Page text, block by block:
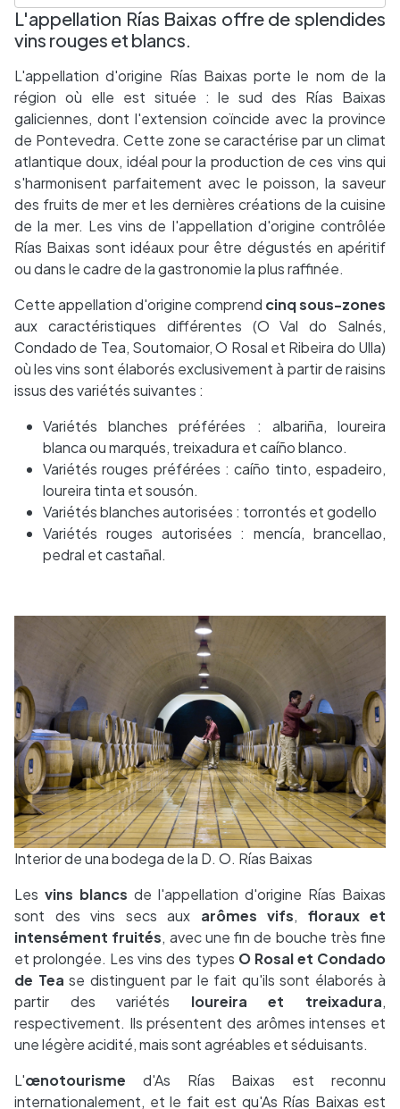
L'appellation Rías Baixas offre de splendides
vins rouges et blancs.
L'appellation d'origine Rías Baixas porte le nom de la
région où elle est située : le sud des Rías Baixas
galiciennes, dont l'extension coïncide avec la province
de Pontevedra. Cette zone se caractérise par un climat
atlantique doux, idéal pour la production de ces vins qui
s'harmonisent parfaitement avec le poisson, la saveur
des fruits de mer et les dernières créations de la cuisine
de la mer. Les vins de l'appellation d'origine contrôlée
Rías Baixas sont idéaux pour être dégustés en apéritif
ou dans le cadre de la gastronomie la plus raffinée.
Cette appellation d'origine comprend cinq sous-zones
aux caractéristiques différentes (O Val do Salnés,
Condado de Tea, Soutomaior, O Rosal et Ribeira do Ulla)
où les vins sont élaborés exclusivement à partir de raisins
issus des variétés suivantes :
Variétés blanches préférées : albariña, loureira
blanca ou marqués, treixadura et caíño blanco.
Variétés rouges préférées : caíño tinto, espadeiro,
loureira tinta et sousón.
Variétés blanches autorisées : torrontés et godello
Variétés rouges autorisées : mencía, brancellao,
pedral et castañal.
Interior de una bodega de la D. O. Rías Baixas
Les vins blancs de l'appellation d'origine Rías Baixas
sont des vins secs aux arômes vifs, floraux et
intensément fruités, avec une fin de bouche très fine
et prolongée. Les vins des types O Rosal et Condado
de Tea se distinguent par le fait qu'ils sont élaborés à
partir des variétés loureira et treixadura,
respectivement. Ils présentent des arômes intenses et
une légère acidité, mais sont agréables et séduisants.
L'œnotourisme d'As Rías Baixas est reconnu
internationalement, et le fait est qu'As Rías Baixas est